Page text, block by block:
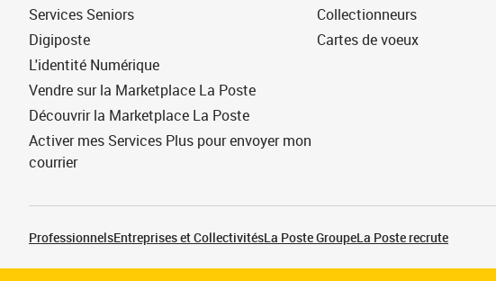
Services Seniors
Digiposte
L'identité Numérique
Vendre sur la Marketplace La Poste
Découvrir la Marketplace La Poste
Activer mes Services Plus pour envoyer mon
courrier
Collectionneurs
Cartes de voeux
ProfessionnelsEntreprises et CollectivitésLa Poste GroupeLa Poste recrute